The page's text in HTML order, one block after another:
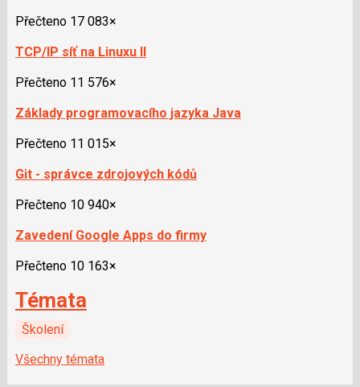
Přečteno 17 083×
TCP/IP síť na Linuxu II
Přečteno 11 576×
Základy programovacího jazyka Java
Přečteno 11 015×
Git - správce zdrojových kódů
Přečteno 10 940×
Zavedení Google Apps do firmy
Přečteno 10 163×
Témata
Školení
Všechny témata